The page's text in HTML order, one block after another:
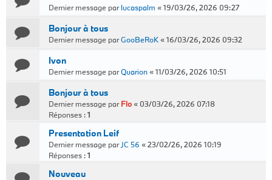
Dernier message parlucaspalm «19/03/26, 2026 09:27
Bonjour à tous
Dernier message parGooBeRoK«16/03/26, 2026 09:32
Ivon
Dernier message parQuarion«11/03/26, 2026 10:51
Bonjour à tous
Dernier message parFlo« 03/03/26, 2026 07:18
Réponses :1
Presentation Leif
Dernier message par JC 56 «23/02/26, 2026 10:19
Réponses :1
Nouveau